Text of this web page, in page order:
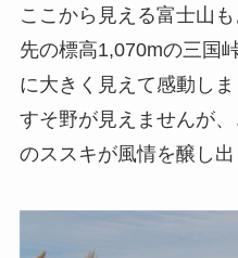
ここから見える富士山
先の標高1,070mの三国
に大きく見えて感動し
すそ野が見えませんが
のススキが風情を醸し出